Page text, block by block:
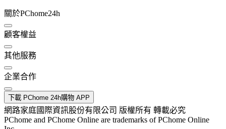
關於PChome24h
顧客權益
其他服務
企業合作
下載 PChome 24h購物 APP
網路家庭國際資訊股份有限公司 版權所有 轉載必究
PChome and PChome Online are trademarks of PChome Online